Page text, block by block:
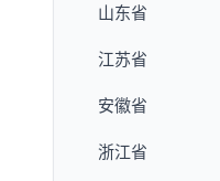
山东省
江苏省
安徽省
浙江省